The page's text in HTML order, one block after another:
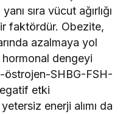
sıra vücut ağırlığı
faktördür. Obezite,
azalmaya yol
dengeyi
SHBG-FSH-
etki
enerji alımı da